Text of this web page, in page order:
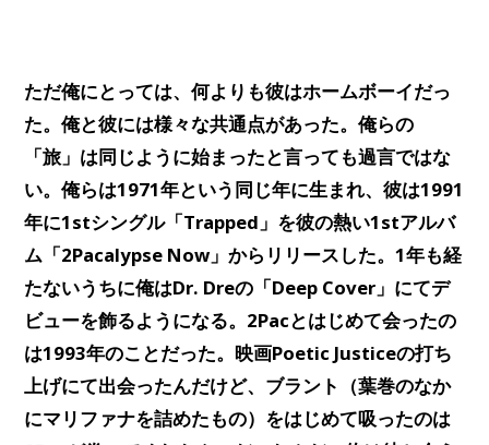
ただ俺にとっては、何よりも彼はホームボーイだっ
た。俺と彼には様々な共通点があった。俺らの
「旅」は同じように始まったと言っても過言ではな
い。俺らは1971年という同じ年に生まれ、彼は1991
年に1stシングル「Trapped」を彼の熱い1stアルバ
ム「2Pacalypse Now」からリリースした。1年も経
たないうちに俺はDr. Dreの「Deep Cover」にてデ
ビューを飾るようになる。2Pacとはじめて会ったの
は1993年のことだった。映画Poetic Justiceの打ち
上げにて出会ったんだけど、ブラント（葉巻のなか
にマリファナを詰めたもの）をはじめて吸ったのは